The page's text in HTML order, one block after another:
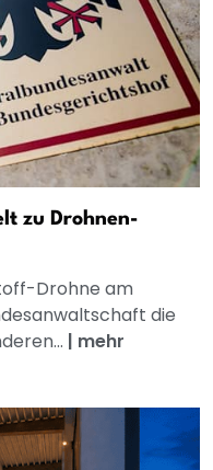
zu Drohnen-
Drohne am
die
| mehr